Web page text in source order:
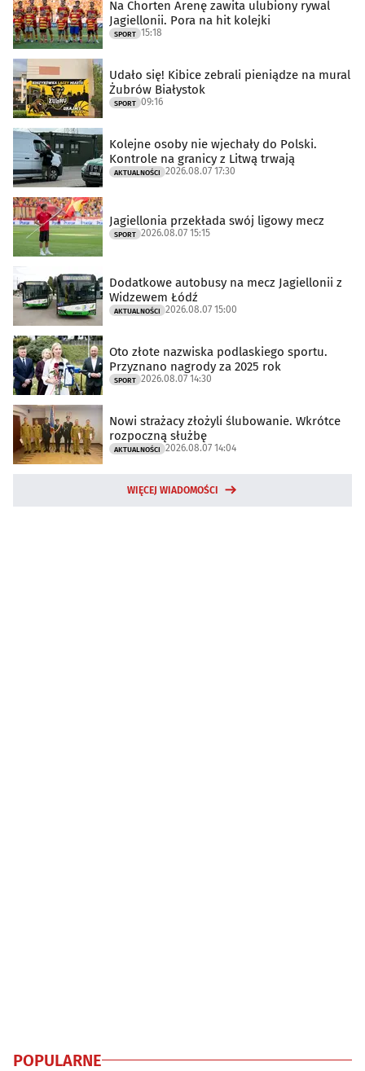
Na Chorten Arenę zawita ulubiony rywal
Jagiellonii. Pora na hit kolejki
SPORT 15:18
Udało się! Kibice zebrali pieniądze na mural
Żubrów Białystok
SPORT 09:16
Kolejne osoby nie wjechały do Polski.
Kontrole na granicy z Litwą trwają
AKTUALNOŚCI 2026.08.07 17:30
Jagiellonia przekłada swój ligowy mecz
SPORT 2026.08.07 15:15
Dodatkowe autobusy na mecz Jagiellonii z
Widzewem Łódź
AKTUALNOŚCI 2026.08.07 15:00
Oto złote nazwiska podlaskiego sportu.
Przyznano nagrody za 2025 rok
SPORT 2026.08.07 14:30
Nowi strażacy złożyli ślubowanie. Wkrótce
rozpoczną służbę
AKTUALNOŚCI 2026.08.07 14:04
WIĘCEJ WIADOMOŚCI
POPULARNE